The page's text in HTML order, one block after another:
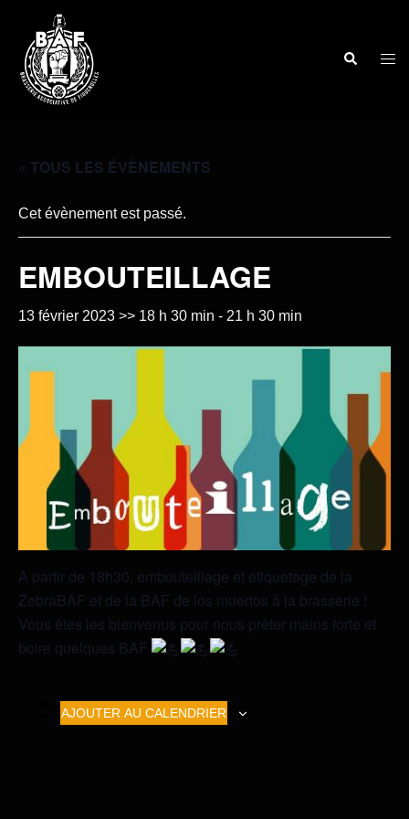
« TOUS LES ÉVÈNEMENTS
Cet évènement est passé.
EMBOUTEILLAGE
13 février 2023 >> 18 h 30 min - 21 h 30 min
A partir de 18h30, embouteillage et étiquetage de la
ZebraBAF et de la BAF de los muertos à la brasserie !
Vous êtes les bienvenus pour nous prêter mains forte et
boire quelques BAF
AJOUTER AU CALENDRIER